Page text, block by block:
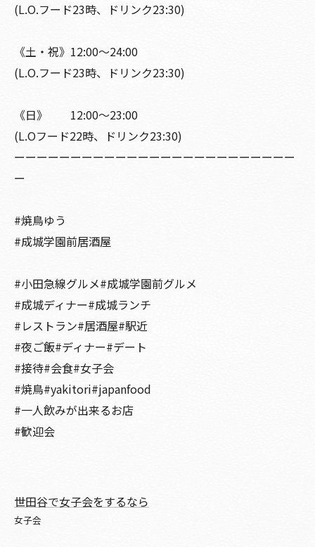
(L.O.フード23時、ドリンク23:30)
《土・祝》12:00〜24:00
(L.O.フード23時、ドリンク23:30)
《日》 12:00〜23:00
(L.Oフード22時、ドリンク23:30)
ーーーーーーーーーーーーーーーーーーーーーーーーー
ー
#焼鳥ゆう
#成城学園前居酒屋
#小田急線グルメ#成城学園前グルメ
#成城ディナー#成城ランチ
#レストラン#居酒屋#駅近
#夜ご飯#ディナー#デート
#接待#会食#女子会
#焼鳥#yakitori#japanfood
#一人飲みが出来るお店
#歓迎会
世田谷で女子会をするなら
女子会